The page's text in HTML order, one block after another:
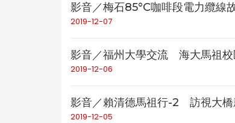
影音／梅石85°C咖啡段電力纜
2019-12-07
影音／福州大學交流 海大馬祖校
2019-12-06
影音／賴清德馬祖行-2 訪視大橋
2019-12-05